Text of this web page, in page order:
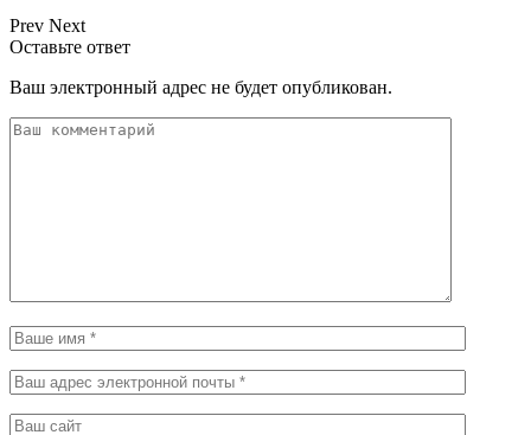
Prev Next
Оставьте ответ
Ваш электронный адрес не будет опубликован.